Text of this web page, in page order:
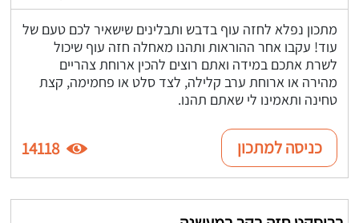
מתכון נפלא לחזה עוף בדבש ותבלינים שישאיר לכם טעם של
עוד! עקבו אחר ההוראות ותהנו מאחלה חזה עוף שיכול
לשרת אתכם במידה ואתם רוצים להכין ארוחת צהריים
מהירה או ארוחת ערב קלילה, לצד סלט או פחמימה, קצת
טחינה ותאמינו לי שאתם תהנו.
כניסה למתכון 14118